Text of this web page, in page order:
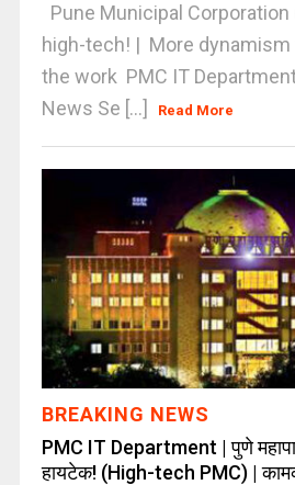
Pune Municipal
high-tech! | More dynamism
the work PMC IT
News Se [...]
Read More
BREAKING NEWS
PMC IT Department | पुणे
हायटेक! (High-tech PMC) |